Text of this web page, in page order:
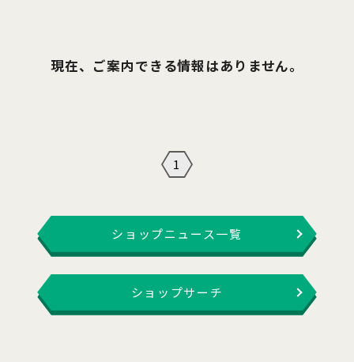
現在、ご案内できる情報はありません。
1
ショップニュース一覧
ショップサーチ